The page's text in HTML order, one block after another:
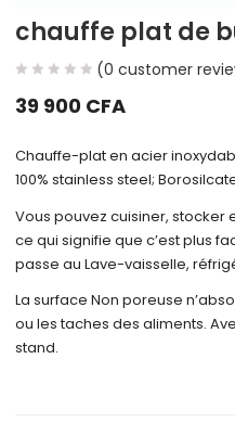
chauffe plat de
(0 customer
39 900 CFA
Chauffe-plat en acier
100% stainless steel;
Vous pouvez cuisiner,
ce qui signifie que c’est plus
passe au Lave-vaisselle,
La surface Non poreuse
ou les taches des aliments.
stand.